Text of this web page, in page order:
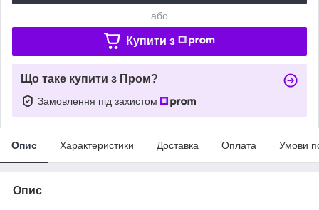
або
Купити з
Що таке купити з Пром?
Замовлення під захистом
Опис Характеристики Доставка Оплата Умови
Опис